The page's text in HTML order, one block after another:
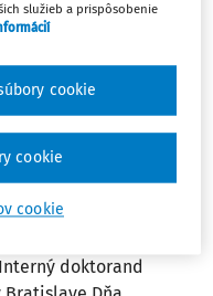
republiky -
konferencie Ústava
doktorand
služieb a prispôsobenie
cookie
cookie
cookie